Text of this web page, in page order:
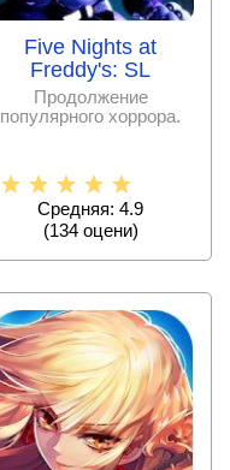
Five Nights at
Freddy's: SL
Продолжение
популярного хоррора.
Средняя: 4.9
(134оцени)